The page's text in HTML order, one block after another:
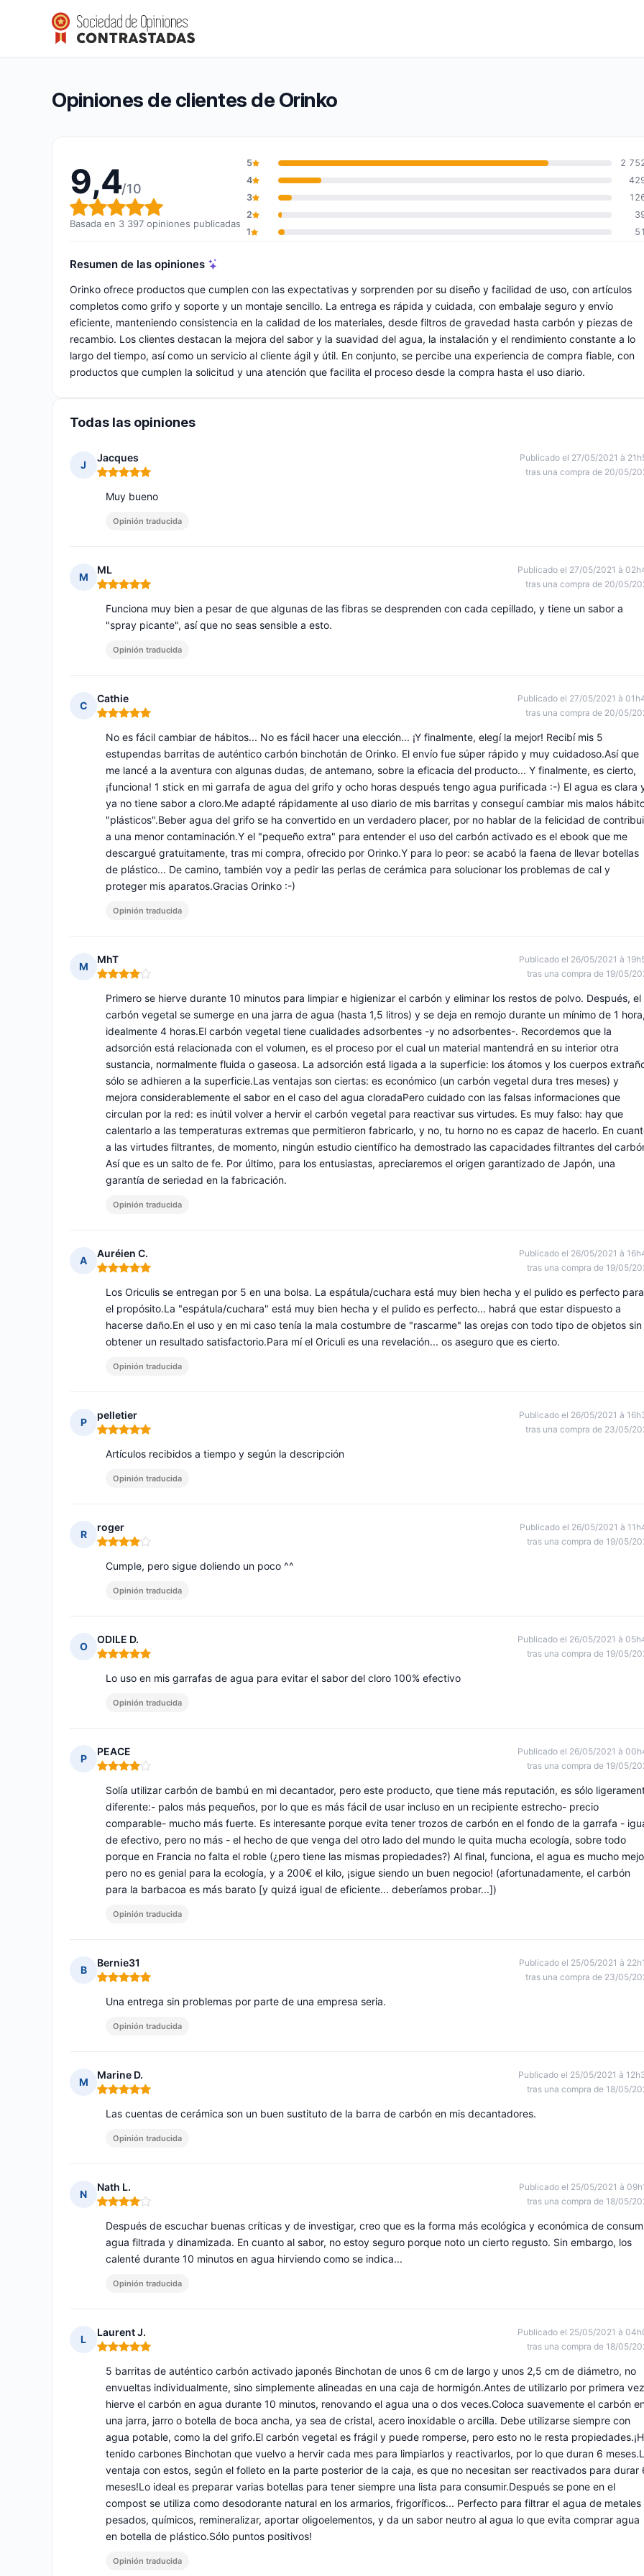
Orinko
Calificación global: 9,4 de 10
9,4/10(3 397 opiniones)
Opiniones de clientes de Orinko
9,4/10
Calificación global: 9,4 de 10
Basada en 3 397 opiniones publicadas
5
2
4
3
2
1
51
Resumen de las opiniones
Orinko ofrece productos que cumplen con las expectativas y sorprenden por su diseño y facilidad de uso, con artículos
completos como grifo y soporte y un montaje sencillo. La entrega es rápida y cuidada, con embalaje seguro y envío
eficiente, manteniendo consistencia en la calidad de los materiales, desde filtros de gravedad hasta carbón y piezas de
recambio. Los clientes destacan la mejora del sabor y la suavidad del agua, la instalación y el rendimiento constante a lo
largo del tiempo, así como un servicio al cliente ágil y útil. En conjunto, se percibe una experiencia de compra fiable, con
productos que cumplen la solicitud y una atención que facilita el proceso desde la compra hasta el uso diario.
Todas las opiniones
J
Jacques
Nota: 5 de 5
Publicado el 27/05/2021 à
tras una compra de 20/05/
Muy bueno
Opinión traducida
M
ML
Nota: 5 de 5
Publicado el 27/05/2021 à
tras una compra de 20/05/
Funciona muy bien a pesar de que algunas de las fibras se desprenden con cada cepillado, y tiene un sabor a
"spray picante", así que no seas sensible a esto.
Opinión traducida
C
Cathie
Nota: 5 de 5
Publicado el 27/05/2021 à
tras una compra de 20/05/
No es fácil cambiar de hábitos... No es fácil hacer una elección... ¡Y finalmente, elegí la mejor! Recibí mis 5
estupendas barritas de auténtico carbón binchotán de Orinko. El envío fue súper rápido y muy cuidadoso.Así que
me lancé a la aventura con algunas dudas, de antemano, sobre la eficacia del producto... Y finalmente, es cierto,
¡funciona! 1 stick en mi garrafa de agua del grifo y ocho horas después tengo agua purificada :-) El agua es clara
ya no tiene sabor a cloro.Me adapté rápidamente al uso diario de mis barritas y conseguí cambiar mis malos
"plásticos".Beber agua del grifo se ha convertido en un verdadero placer, por no hablar de la felicidad de
a una menor contaminación.Y el "pequeño extra" para entender el uso del carbón activado es el ebook que me
descargué gratuitamente, tras mi compra, ofrecido por Orinko.Y para lo peor: se acabó la faena de llevar botellas
de plástico... De camino, también voy a pedir las perlas de cerámica para solucionar los problemas de cal y
proteger mis aparatos.Gracias Orinko :-)
Opinión traducida
M
MhT
Nota: 4 de 5
Publicado el 26/05/2021 à
tras una compra de 19/05/
Primero se hierve durante 10 minutos para limpiar e higienizar el carbón y eliminar los restos de polvo. Después, el
carbón vegetal se sumerge en una jarra de agua (hasta 1,5 litros) y se deja en remojo durante un mínimo de 1 hora,
idealmente 4 horas.El carbón vegetal tiene cualidades adsorbentes -y no adsorbentes-. Recordemos que la
adsorción está relacionada con el volumen, es el proceso por el cual un material mantendrá en su interior otra
sustancia, normalmente fluida o gaseosa. La adsorción está ligada a la superficie: los átomos y los cuerpos
sólo se adhieren a la superficie.Las ventajas son ciertas: es económico (un carbón vegetal dura tres meses) y
mejora considerablemente el sabor en el caso del agua cloradaPero cuidado con las falsas informaciones que
circulan por la red: es inútil volver a hervir el carbón vegetal para reactivar sus virtudes. Es muy falso: hay que
calentarlo a las temperaturas extremas que permitieron fabricarlo, y no, tu horno no es capaz de hacerlo. En
a las virtudes filtrantes, de momento, ningún estudio científico ha demostrado las capacidades filtrantes del
Así que es un salto de fe. Por último, para los entusiastas, apreciaremos el origen garantizado de Japón, una
garantía de seriedad en la fabricación.
Opinión traducida
A
Auréien C.
Nota: 5 de 5
Publicado el 26/05/2021 à
tras una compra de 19/05/
Los Oriculis se entregan por 5 en una bolsa. La espátula/cuchara está muy bien hecha y el pulido es perfecto para
el propósito.La "espátula/cuchara" está muy bien hecha y el pulido es perfecto... habrá que estar dispuesto a
hacerse daño.En el uso y en mi caso tenía la mala costumbre de "rascarme" las orejas con todo tipo de objetos sin
obtener un resultado satisfactorio.Para mí el Oriculi es una revelación... os aseguro que es cierto.
Opinión traducida
P
pelletier
Nota: 5 de 5
Publicado el 26/05/2021 à
tras una compra de 23/05/
Artículos recibidos a tiempo y según la descripción
Opinión traducida
R
roger
Nota: 4 de 5
Publicado el 26/05/2021 à
tras una compra de 19/05/
Cumple, pero sigue doliendo un poco ^^
Opinión traducida
O
ODILE D.
Nota: 5 de 5
Publicado el 26/05/2021 à
tras una compra de 19/05/
Lo uso en mis garrafas de agua para evitar el sabor del cloro 100% efectivo
Opinión traducida
P
PEACE
Nota: 4 de 5
Publicado el 26/05/2021 à
tras una compra de 19/05/
Solía utilizar carbón de bambú en mi decantador, pero este producto, que tiene más reputación, es sólo
diferente:- palos más pequeños, por lo que es más fácil de usar incluso en un recipiente estrecho- precio
comparable- mucho más fuerte. Es interesante porque evita tener trozos de carbón en el fondo de la garrafa -
de efectivo, pero no más - el hecho de que venga del otro lado del mundo le quita mucha ecología, sobre todo
porque en Francia no falta el roble (¿pero tiene las mismas propiedades?) Al final, funciona, el agua es mucho
pero no es genial para la ecología, y a 200€ el kilo, ¡sigue siendo un buen negocio! (afortunadamente, el carbón
para la barbacoa es más barato [y quizá igual de eficiente... deberíamos probar...])
Opinión traducida
B
Bernie31
Nota: 5 de 5
Publicado el 25/05/2021 à
tras una compra de 23/05/
Una entrega sin problemas por parte de una empresa seria.
Opinión traducida
M
Marine D.
Nota: 5 de 5
Publicado el 25/05/2021 à
tras una compra de 18/05/
Las cuentas de cerámica son un buen sustituto de la barra de carbón en mis decantadores.
Opinión traducida
N
Nath L.
Nota: 4 de 5
Publicado el 25/05/2021 à
tras una compra de 18/05/
Después de escuchar buenas críticas y de investigar, creo que es la forma más ecológica y económica de
agua filtrada y dinamizada. En cuanto al sabor, no estoy seguro porque noto un cierto regusto. Sin embargo, los
calenté durante 10 minutos en agua hirviendo como se indica...
Opinión traducida
L
Laurent J.
Nota: 5 de 5
Publicado el 25/05/2021 à
tras una compra de 18/05/
5 barritas de auténtico carbón activado japonés Binchotan de unos 6 cm de largo y unos 2,5 cm de diámetro, no
envueltas individualmente, sino simplemente alineadas en una caja de hormigón.Antes de utilizarlo por primera
hierve el carbón en agua durante 10 minutos, renovando el agua una o dos veces.Coloca suavemente el carbón
una jarra, jarro o botella de boca ancha, ya sea de cristal, acero inoxidable o arcilla. Debe utilizarse siempre con
agua potable, como la del grifo.El carbón vegetal es frágil y puede romperse, pero esto no le resta
tenido carbones Binchotan que vuelvo a hervir cada mes para limpiarlos y reactivarlos, por lo que duran 6
ventaja con estos, según el folleto en la parte posterior de la caja, es que no necesitan ser reactivados para durar
meses!Lo ideal es preparar varias botellas para tener siempre una lista para consumir.Después se pone en el
compost se utiliza como desodorante natural en los armarios, frigoríficos... Perfecto para filtrar el agua de metales
pesados, químicos, remineralizar, aportar oligoelementos, y da un sabor neutro al agua lo que evita comprar agua
en botella de plástico.Sólo puntos positivos!
Opinión traducida